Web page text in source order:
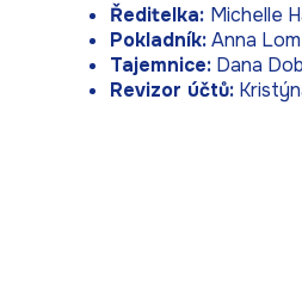
Ředitelka: Michelle
Pokladník:Anna Lom
Tajemnice: Dana
Revizor účtů: